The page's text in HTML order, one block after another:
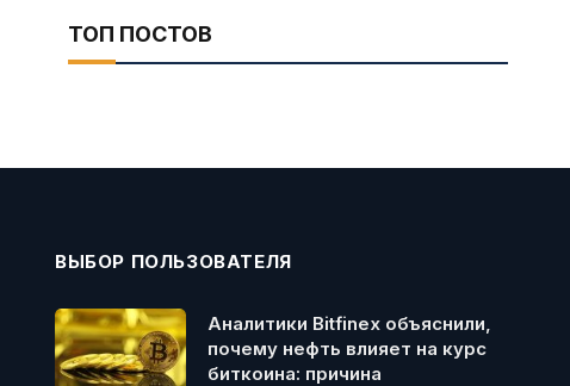
ТОП ПОСТОВ
ВЫБОР ПОЛЬЗОВАТЕЛЯ
Аналитики Bitfinex объяснили,
почему нефть влияет на курс
биткоина: причина